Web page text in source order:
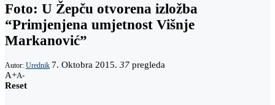
Foto: U Žepču otvorena izložba
“Primjenjena umjetnost Višnje
Markanović”
Autor: Urednik 7. Oktobra 2015. 37 pregleda
A+A-
Reset